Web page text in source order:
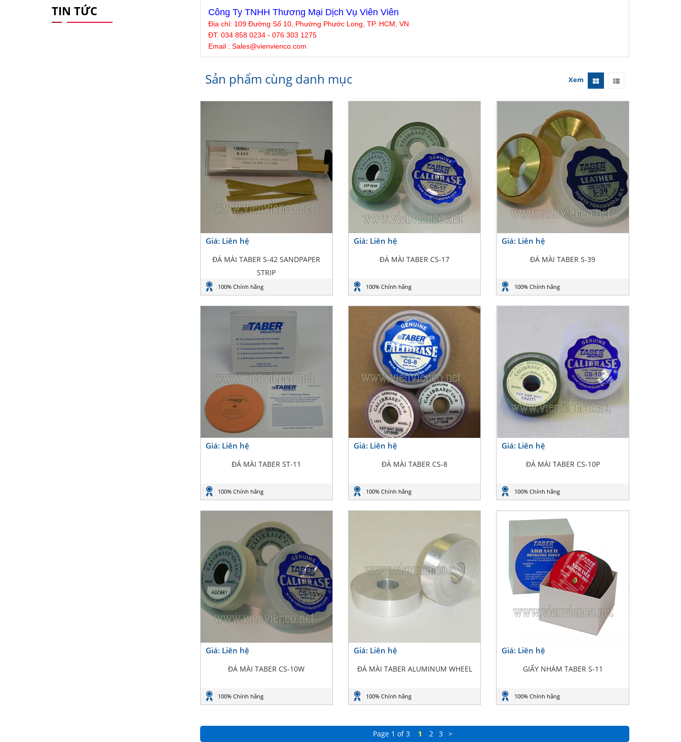
Công Ty TNHH Thương Mại Dịch Vụ Viên Viên
Địa chỉ: 109 Đường Số 10, Phường Phước Long, TP. HCM, VN
ĐT: 034 858 0234 - 076 303 1275
Email : Sales@vienvienco.com
Sản phẩm cùng danh mục Xem
Giá: Liên hệ
ĐÁ MÀI TABER S-42 SANDPAPER
STRIP
100% Chính hãng
Giá: Liên hệ
ĐÁ MÀI TABER CS-17
100% Chính hãng
Giá: Liên hệ
ĐÁ MÀI TABER S-39
100% Chính hãng
Giá: Liên hệ
ĐÁ MÀI TABER ST-11
100% Chính hãng
Giá: Liên hệ
ĐÁ MÀI TABER CS-8
100% Chính hãng
Giá: Liên hệ
ĐÁ MÀI TABER CS-10P
100% Chính hãng
Giá: Liên hệ
ĐÁ MÀI TABER CS-10W
100% Chính hãng
Giá: Liên hệ
ĐÁ MÀI TABER ALUMINUM WHEEL
100% Chính hãng
Giá: Liên hệ
GIẤY NHÁM TABER S-11
100% Chính hãng
Page 1 of 3 1 2 3 >
TIN TỨC